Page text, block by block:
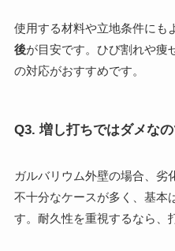
使用する材料や立地条件にも
後が目安です。ひび割れや痩
の対応がおすすめです。
Q3. 増し打ちではダメな
ガルバリウム外壁の場合、劣
不十分なケースが多く、基本
す。耐久性を重視するなら、